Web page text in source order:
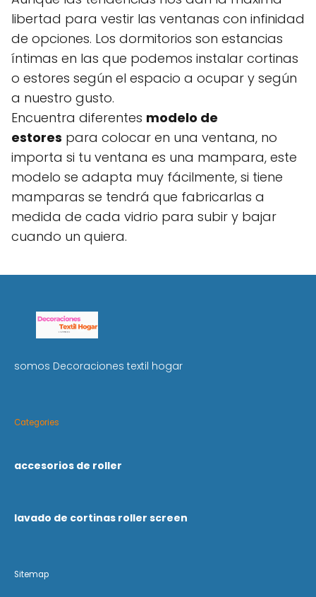
libertad para vestir las ventanas con infinidad
de opciones. Los dormitorios son estancias
íntimas en las que podemos instalar cortinas
o estores según el espacio a ocupar y según
a nuestro gusto.
Encuentra diferentes modelo de
estores para colocar en una ventana, no
importa si tu ventana es una mampara, este
modelo se adapta muy fácilmente, si tiene
mamparas se tendrá que fabricarlas a
medida de cada vidrio para subir y bajar
cuando un quiera.
somos Decoraciones textil hogar
Categories
accesorios de roller
lavado de cortinas roller screen
Sitemap